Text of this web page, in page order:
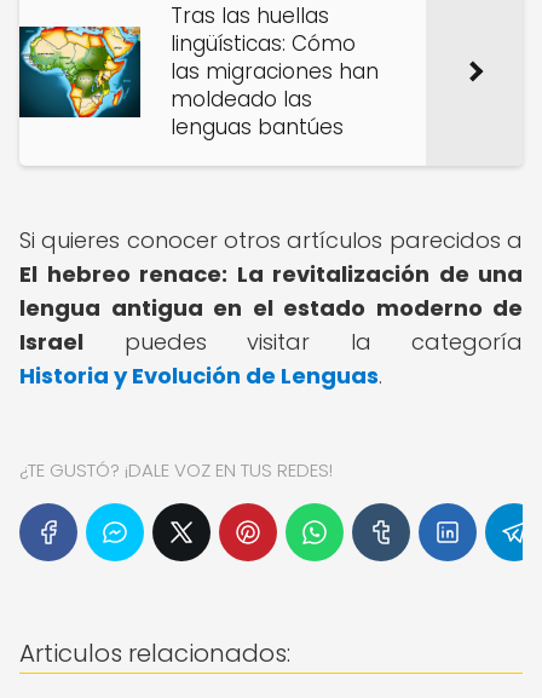
Tras las huellas
lingüísticas: Cómo
las migraciones han
moldeado las
lenguas bantúes
Si quieres conocer otros artículos parecidos a
El hebreo renace: La revitalización de una
lengua antigua en el estado moderno de
Israel puedes visitar la categoría
Historia y Evolución de Lenguas.
¿TE GUSTÓ? ¡DALE VOZ EN TUS REDES!
Articulos relacionados: